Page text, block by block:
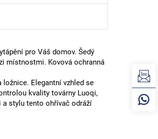
pro Váš domov. Šedý
místnostmi. Kovová ochranná
Elegantní vzhled se
kvality továrny Luoqi,
stylu tento ohřívač odráží